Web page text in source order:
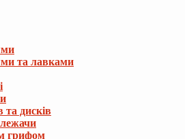
та лавками
та дисків
грифом